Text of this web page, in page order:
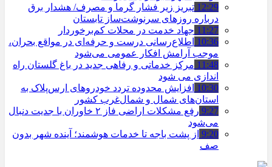
12:29 تبریز زیر فشار گرما و مصرف/ هشدار برق
درباره روزهای سرنوشت‌ساز تابستان
11:27 جهاد خدمت در محلات کم‌برخوردار
10:36 اطلاع‌رسانی درست و حرفه‌ای در مواقع بحران،
موجب آرامش افکار عمومی می‌شود
11:48 مرکز خدماتی و رفاهی جدید در باغ گلستان راه
اندازی می شود
10:30 افزایش محدوده تردد خودروهای ارس‌پلاک به
استان‌های شمال و شمال‌غرب کشور
9:27
رفع مشکلات اراضی فاز ۲ خاوران با جدیت دنبال
می‌شود
9:20 از پشت باجه تا خدمات هوشمند؛ آینده شهر بدون
صف